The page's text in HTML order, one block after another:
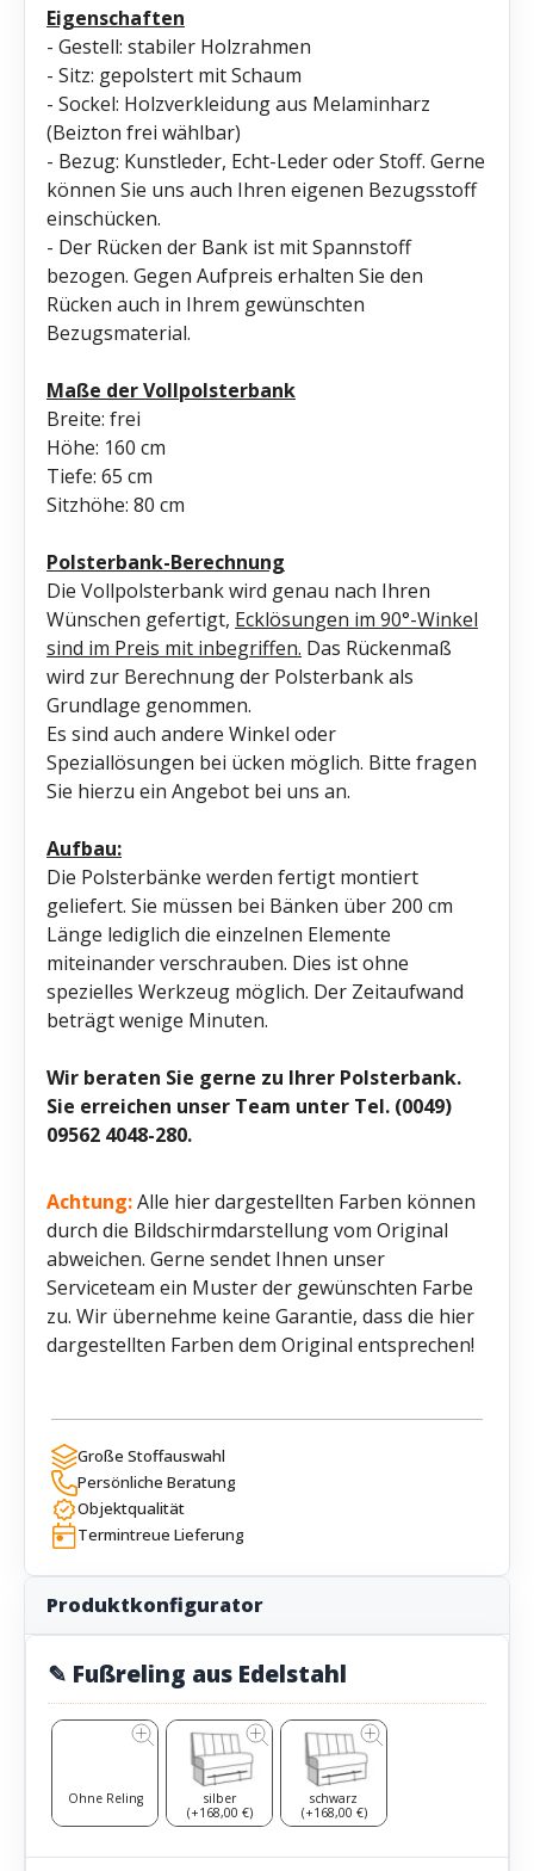
Eigenschaften
- Gestell: stabiler Holzrahmen
- Sitz: gepolstert mit Schaum
- Sockel: Holzverkleidung aus Melaminharz
(Beizton frei wählbar)
- Bezug: Kunstleder, Echt-Leder oder Stoff. Gerne
können Sie uns auch Ihren eigenen Bezugsstoff
einschücken.
- Der Rücken der Bank ist mit Spannstoff
bezogen. Gegen Aufpreis erhalten Sie den
Rücken auch in Ihrem gewünschten
Bezugsmaterial.
Maße der Vollpolsterbank
Breite: frei
Höhe: 160 cm
Tiefe: 65 cm
Sitzhöhe: 80 cm
Polsterbank-Berechnung
Die Vollpolsterbank wird genau nach Ihren
Wünschen gefertigt, Ecklösungen im 90°-Winkel
sind im Preis mit inbegriffen. Das Rückenmaß
wird zur Berechnung der Polsterbank als
Grundlage genommen.
Es sind auch andere Winkel oder
Speziallösungen bei ücken möglich. Bitte fragen
Sie hierzu ein Angebot bei uns an.
Aufbau:
Die Polsterbänke werden fertigt montiert
geliefert. Sie müssen bei Bänken über 200 cm
Länge lediglich die einzelnen Elemente
miteinander verschrauben. Dies ist ohne
spezielles Werkzeug möglich. Der Zeitaufwand
beträgt wenige Minuten.
Wir beraten Sie gerne zu Ihrer Polsterbank.
Sie erreichen unser Team unter Tel. (0049)
09562 4048-280.
Achtung:Alle hier dargestellten Farben können
durch die Bildschirmdarstellung vom Original
abweichen. Gerne sendet Ihnen unser
Serviceteam ein Muster der gewünschten Farbe
zu. Wir übernehme keine Garantie, dass die hier
dargestellten Farben dem Original entsprechen!
Große Stoffauswahl
Persönliche Beratung
Objektqualität
Termintreue Lieferung
Produktkonfigurator
✎ Fußreling aus Edelstahl
Ohne Reling
silber
(+168,00 €)
schwarz
(+168,00 €)